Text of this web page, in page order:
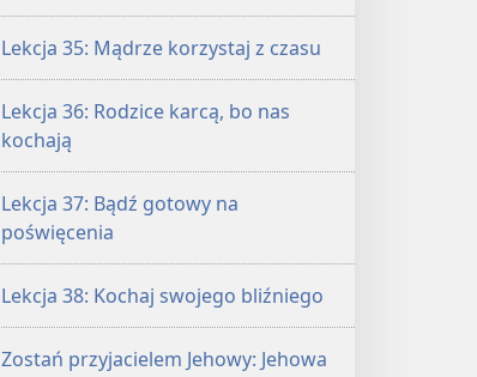
Lekcja 35: Mądrze korzystaj z czasu
Lekcja 36: Rodzice karcą, bo nas
kochają
Lekcja 37: Bądź gotowy na
poświęcenia
Lekcja 38: Kochaj swojego bliźniego
Zostań przyjacielem Jehowy: Jehowa